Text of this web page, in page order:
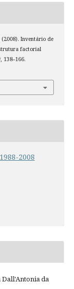
(2008). Inventário de
factorial
, 138–166.
2008
Dall'Antonia da